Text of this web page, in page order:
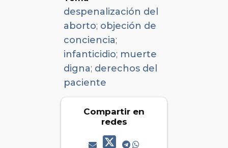
despenalización del
aborto; objeción de
conciencia;
infanticidio; muerte
digna; derechos del
paciente
Compartir en
redes